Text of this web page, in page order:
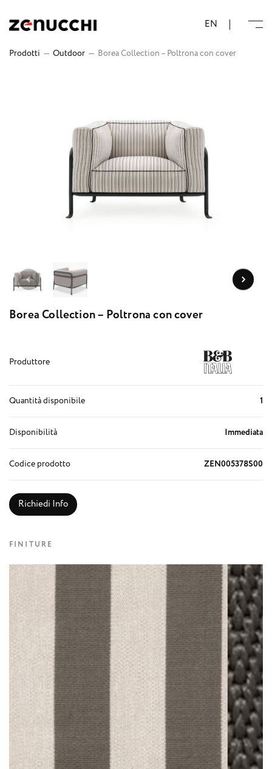
EN
Prodotti — Outdoor — Borea Collection – Poltrona con cover
Borea Collection – Poltrona con cover
Produttore
Quantità disponibile 1
Disponibilità Immediata
Codice prodotto ZEN005378S00
Richiedi Info
FINITURE